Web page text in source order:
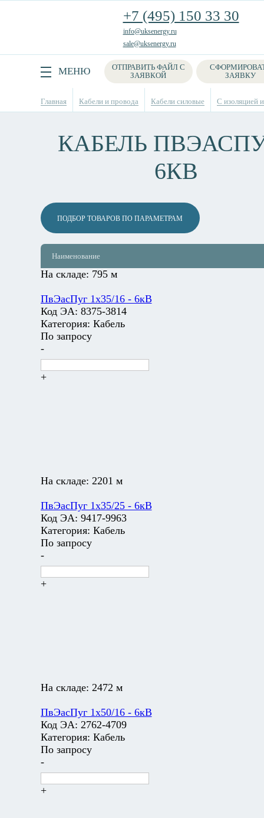
+7 (495) 150 33 30
info@uksenergy.ru
sale@uksenergy.ru
МЕНЮ
ОТПРАВИТЬ ФАЙЛ С
ЗАЯВКОЙ
ЗАЯВКУ
Поиск
Главная Кабели и провода Кабели силовые С изоляцией
КАБЕЛЬ
6КВ
ПОДБОР ТОВАРОВ ПО ПАРАМЕТРАМ
Наименование
На складе: 795 м
ПвЭасПуг 1х35/16 - 6кВ
Код ЭА: 8375-3814
Категория: Кабель
По запросу
-
+
На складе: 2201 м
ПвЭасПуг 1х35/25 - 6кВ
Код ЭА: 9417-9963
Категория: Кабель
По запросу
-
+
На складе: 2472 м
ПвЭасПуг 1х50/16 - 6кВ
Код ЭА: 2762-4709
Категория: Кабель
По запросу
-
+